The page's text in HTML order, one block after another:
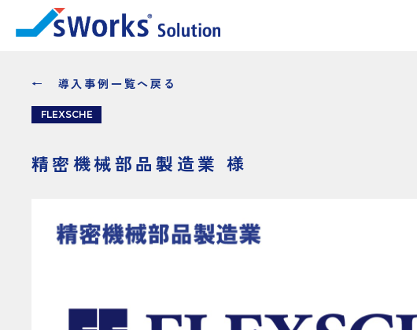
← 導入事例一覧へ戻る
FLEXSCHE
精密機械部品製造業 様